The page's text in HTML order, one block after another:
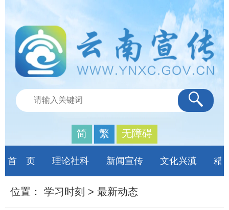
简 繁 无障碍
首 页 理论社科 新闻宣传 文化兴滇 精
位置： 学习时刻 > 最新动态